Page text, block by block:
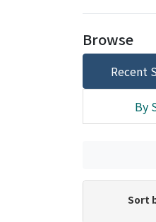
Browse
Recent
By
Sort